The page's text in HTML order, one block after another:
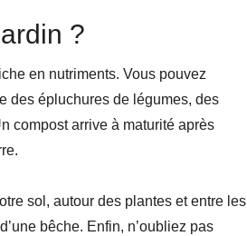
?
en nutriments. Vous pouvez
des épluchures de légumes, des
compost arrive à maturité après
sol, autour des plantes et entre les
bêche. Enfin, n’oubliez pas